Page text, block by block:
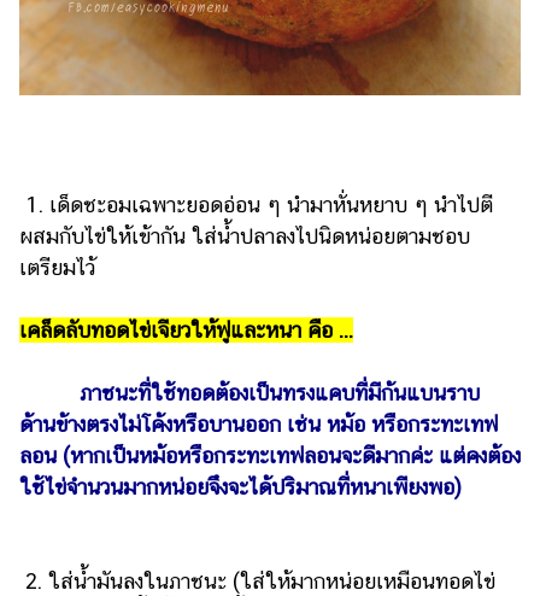
แจ้ง
ปัญหา
1. เด็ดชะอมเฉพาะยอดอ่อน ๆ นำมาหั่นหยาบ ๆ นำไปตี
ผสมกับไข่ให้เข้ากัน ใส่น้ำปลาลงไปนิดหน่อยตามชอบ
เตรียมไว้
เคล็ดลับทอดไข่เจียวให้ฟูและหนา คือ ...
ภาชนะที่ใช้ทอดต้องเป็นทรงแคบที่มีก้นแบนราบ
ด้านข้างตรงไม่โค้งหรือบานออก เช่น หม้อ หรือกระทะเทฟ
ลอน (หากเป็นหม้อหรือกระทะเทฟลอนจะดีมากค่ะ แต่คงต้อง
ใช้ไข่จำนวนมากหน่อยจึงจะได้ปริมาณที่หนาเพียงพอ)
2. ใส่น้ำมันลงในภาชนะ (ใส่ให้มากหน่อยเหมือนทอดไข่